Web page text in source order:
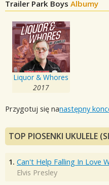
Trailer Park Boys Albumy
Liquor & Whores
2017
Przygotuj się nanastępny
TOP PIOSENKI UKULELE
1. Can't Help Falling In Love
Elvis Presley